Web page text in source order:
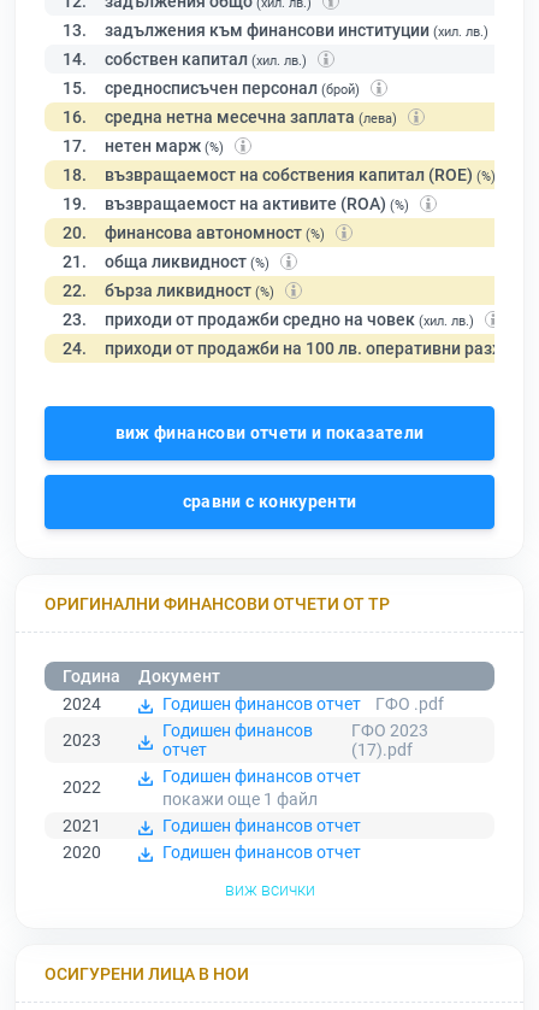
(хил. лв.)
13. задължения към финансови институции (хил. лв.)
14. собствен капитал (хил. лв.)
15. средносписъчен персонал (брой)
16. средна нетна месечна заплата (лева)
17. нетен марж (%)
18. възвращаемост на собствения капитал (ROE) (%)
19. възвращаемост на активите (ROA) (%)
20. финансова автономност (%)
21. обща ликвидност (%)
22. бърза ликвидност (%)
23. приходи от продажби средно на човек (хил. лв.)
24. приходи от продажби на 100 лв. оперативни разходи
виж финансови отчети и показатели
сравни с конкуренти
ОРИГИНАЛНИ ФИНАНСОВИ ОТЧЕТИ ОТ ТР
Година
Документ
2024
Годишен финансов отчет
ГФО .pdf
2023
Годишен финансов
отчет
ГФО 2023
(17).pdf
2022
Годишен финансов отчет
покажи още 1 файл
2021
Годишен финансов отчет
2020
Годишен финансов отчет
виж всички
ОСИГУРЕНИ ЛИЦА В НОИ